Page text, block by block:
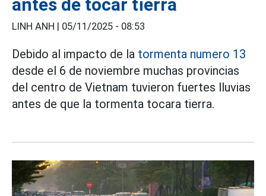
antes de tocar tierra
LINH ANH | 05/11/2025 - 08:53
Debido al impacto de la tormenta numero 13
desde el 6 de noviembre muchas provincias
del centro de Vietnam tuvieron fuertes lluvias
antes de que la tormenta tocara tierra.